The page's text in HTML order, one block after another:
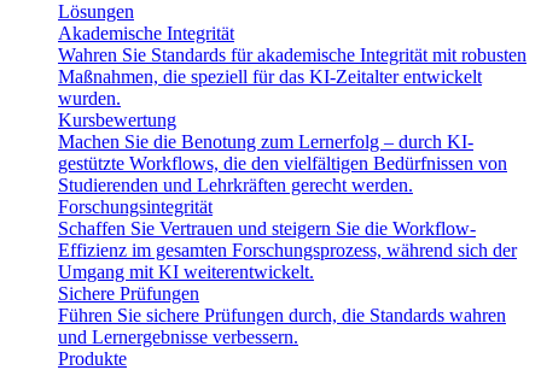
Lösungen
Akademische Integrität
Wahren Sie Standards für akademische Integrität mit robusten
Maßnahmen, die speziell für das KI-Zeitalter entwickelt
wurden.
Kursbewertung
Machen Sie die Benotung zum Lernerfolg – durch KI-
gestützte Workflows, die den vielfältigen Bedürfnissen von
Studierenden und Lehrkräften gerecht werden.
Forschungsintegrität
Schaffen Sie Vertrauen und steigern Sie die Workflow-
Effizienz im gesamten Forschungsprozess, während sich der
Umgang mit KI weiterentwickelt.
Sichere Prüfungen
Führen Sie sichere Prüfungen durch, die Standards wahren
und Lernergebnisse verbessern.
Produkte